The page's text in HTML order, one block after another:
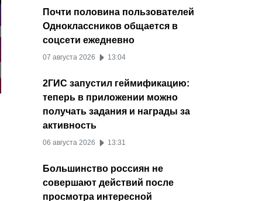
Почти половина пользователей
Одноклассников общается в
соцсети ежедневно
07 августа 2026 13:04
2ГИС запустил геймификацию:
теперь в приложении можно
получать задания и награды за
активность
06 августа 2026 13:31
Большинство россиян не
совершают действий после
просмотра интересной